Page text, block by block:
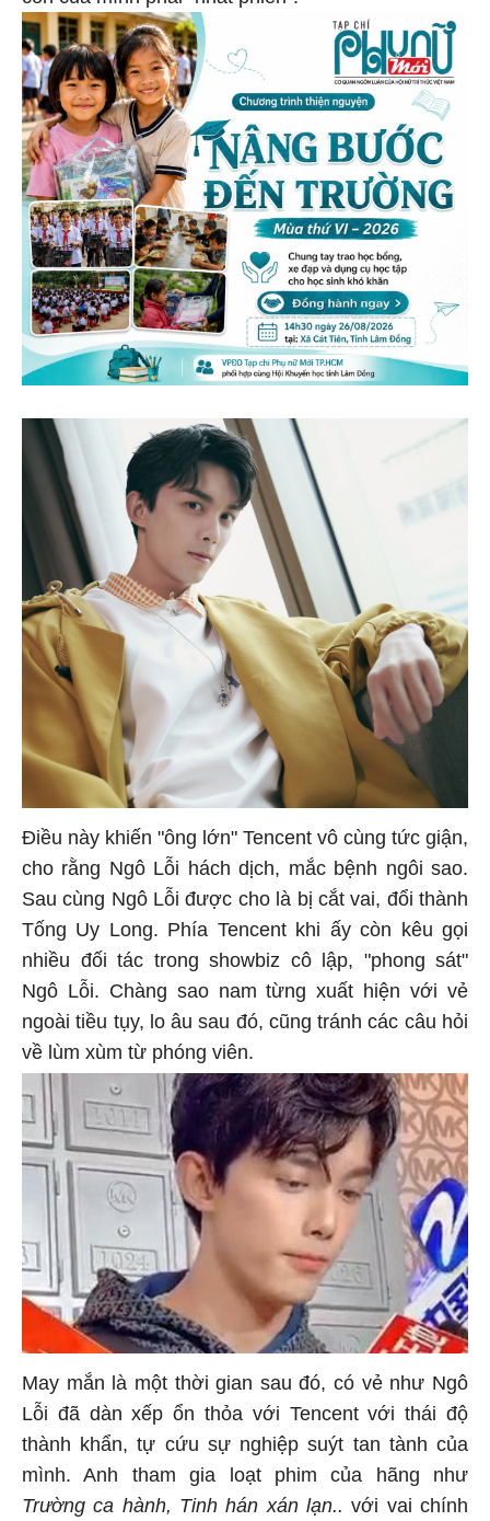
Điều này khiến "ông lớn" Tencent vô cùng tức giận,
cho rằng Ngô Lỗi hách dịch, mắc bệnh ngôi sao.
Sau cùng Ngô Lỗi được cho là bị cắt vai, đổi thành
Tống Uy Long. Phía Tencent khi ấy còn kêu gọi
nhiều đối tác trong showbiz cô lập, "phong sát"
Ngô Lỗi. Chàng sao nam từng xuất hiện với vẻ
ngoài tiều tụy, lo âu sau đó, cũng tránh các câu hỏi
về lùm xùm từ phóng viên.
May mắn là một thời gian sau đó, có vẻ như Ngô
Lỗi đã dàn xếp ổn thỏa với Tencent với thái độ
thành khẩn, tự cứu sự nghiệp suýt tan tành của
mình. Anh tham gia loạt phim của hãng như
Trường ca hành, Tinh hán xán lạn.. với vai chính